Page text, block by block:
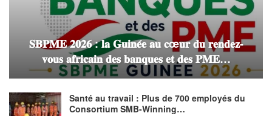
𝐒𝐁𝐏𝐌𝐄 𝟐𝟎𝟐𝟔 : 𝐥𝐚 𝐆𝐮𝐢𝐧𝐞́𝐞 𝐚𝐮 𝐜œ𝐮𝐫 𝐝𝐮 𝐫𝐞𝐧𝐝𝐞𝐳-
𝐯𝐨𝐮𝐬 𝐚𝐟𝐫𝐢𝐜𝐚𝐢𝐧 𝐝𝐞𝐬 𝐛𝐚𝐧𝐪𝐮𝐞𝐬 𝐞𝐭 𝐝𝐞𝐬 𝐏𝐌𝐄…
Santé au travail : Plus de 700 employés du
Consortium SMB-Winning…